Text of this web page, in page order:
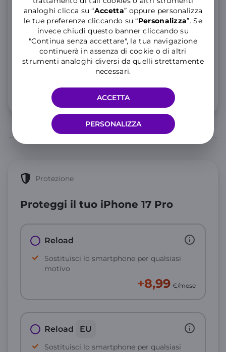
analoghi clicca su “Accetta” oppure personalizza
le tue preferenze cliccando su “Personalizza”. Se
invece chiudi questo banner cliccando su
"Continua senza accettare", la tua navigazione
continuerà in assenza di cookie o di altri
strumenti analoghi diversi da quelli strettamente
necessari.
PERSONALIZZA
ACCETTA
Minuti illimitati e 200 SMS
25 GIGA aggiuntivi in Unione Europea per 3 mesi
Consulta lenote informativedell’offerta.
10,99€
Info 5G e condizioni traffico illimitato
Proteggi il tuo iPhone 17 Pro
Protezione
Reload
Sostituisci lo smartphone per qualsiasi
motivo
+8,99 €/mese
Reload EU
Sostituisci lo smartphone per qualsiasi